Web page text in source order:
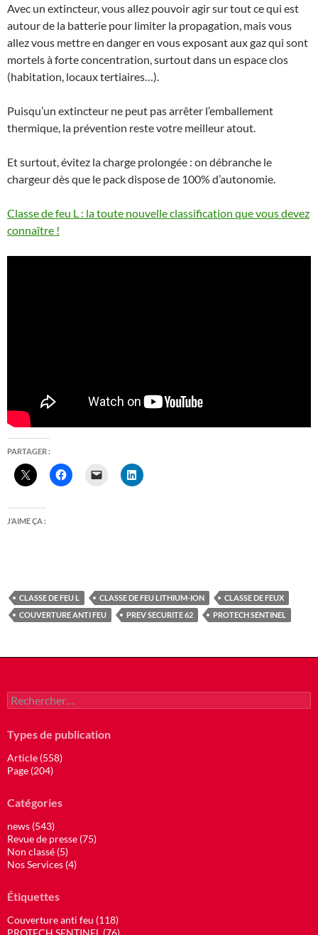
Avec un extincteur, vous allez pouvoir agir sur tout ce qui est
autour de la batterie pour limiter la propagation, mais vous
allez vous mettre en danger en vous exposant aux gaz qui sont
mortels à forte concentration, surtout dans un espace clos
(habitation, locaux tertiaires…).
Puisqu’un extincteur ne peut pas arrêter l’emballement
thermique, la prévention reste votre meilleur atout.
Et surtout, évitez la charge prolongée : on débranche le
chargeur dès que le pack dispose de 100% d’autonomie.
Classe de feu L : la toute nouvelle classification que vous devez
connaître !
PARTAGER :
J’AIME ÇA :
CLASSE DE FEU L CLASSE DE FEU LITHIUM-ION
CLASSE DE FEUX
COUVERTURE ANTI FEU
PREV SECURITE 62 PROTECH SENTINEL
Rechercher :
Types de publication
Article (558)
Page (204)
Catégories
news (543)
Revue de presse (75)
Non classé (5)
Nos Services (4)
Étiquettes
Couverture anti feu (118)